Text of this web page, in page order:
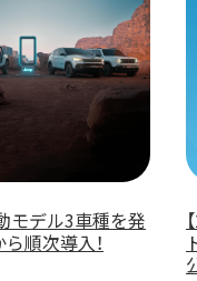
モデル3車種を発
順次導入！